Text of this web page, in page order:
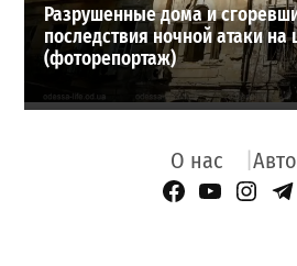
Разрушенные дома и
последствия ночной атаки
(фоторепортаж)
О нас
Facebook Page
YouTube